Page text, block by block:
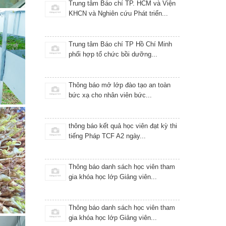
Trung tâm Báo chí TP. HCM và Viện
KHCN và Nghiên cứu Phát triển...
Trung tâm Báo chí TP Hồ Chí Minh
phối hợp tổ chức bồi dưỡng...
Thông báo mở lớp đào tạo an toàn
bức xạ cho nhân viên bức...
thông báo kết quả học viên đạt kỳ thi
tiếng Pháp TCF A2 ngày...
Thông báo danh sách học viên tham
gia khóa học lớp Giảng viên...
Thông báo danh sách học viên tham
gia khóa học lớp Giảng viên...